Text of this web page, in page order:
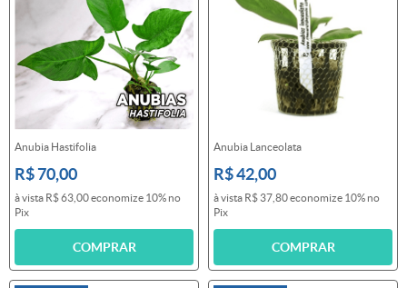
Anubia Hastifolia
R$ 70,00
à vista R$ 63,00economize 10% no
Pix
COMPRAR
Anubia Lanceolata
R$ 42,00
à vista R$ 37,80economize 10% no
Pix
COMPRAR